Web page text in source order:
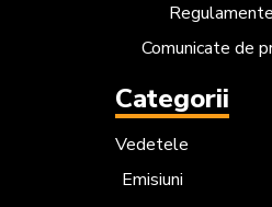
Regulamente
Comunicate de
Categorii
Vedetele
Emisiuni